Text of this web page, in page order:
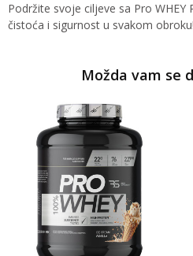
Podržite svoje ciljeve sa Pro WHEY
čistoća i sigurnost u svakom obroku!
Možda vam se